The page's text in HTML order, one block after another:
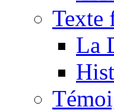
Texte
La